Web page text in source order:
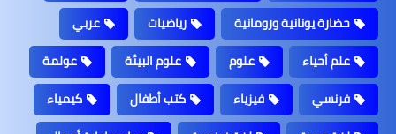
حضارة يونانية ورومانية
رياضيات
عربي
علم أحياء
علوم علوم البيئة
عولمة
فرنسي
فيزياء كتب أطفال
كيمياء